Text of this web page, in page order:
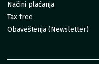
Načini plaćanja
Tax free
Obaveštenja (Newsletter)